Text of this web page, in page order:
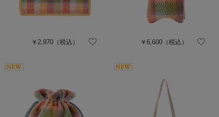
￥2,970 （税込） ￥6,600（税込）